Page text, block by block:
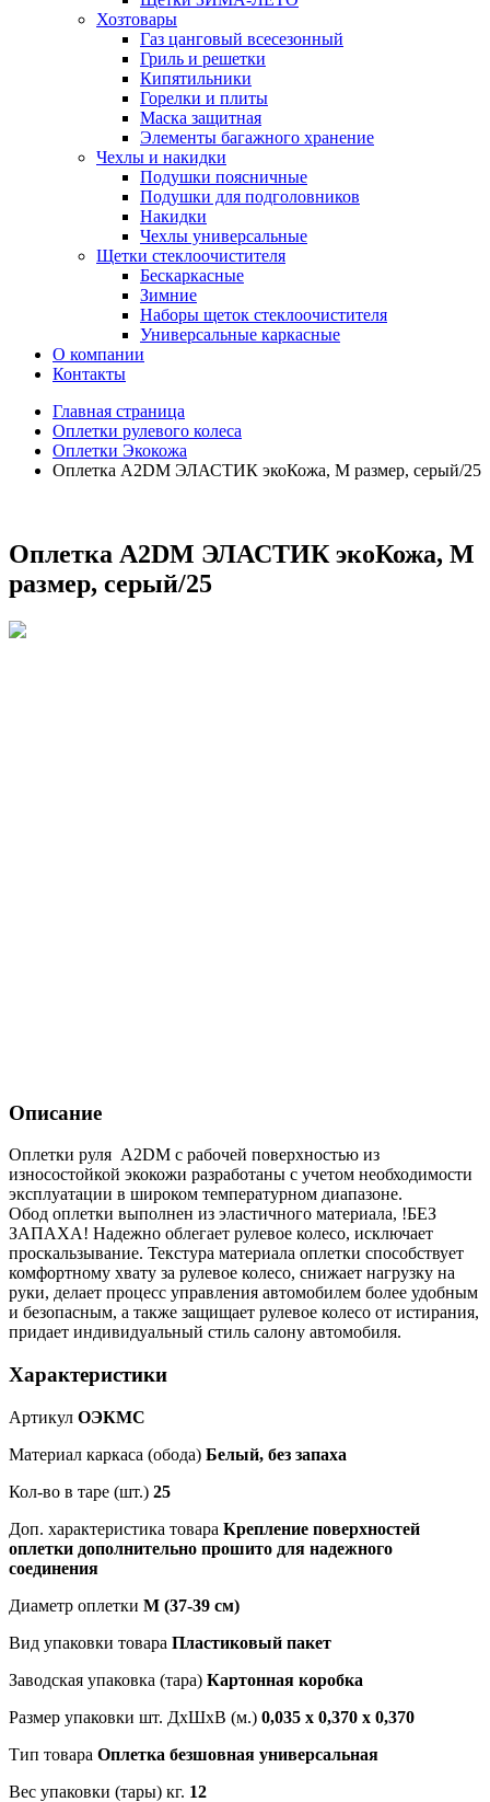
Хозтовары
Газ цанговый всесезонный
Гриль и решетки
Кипятильники
Горелки и плиты
Маска защитная
Элементы багажного хранение
Чехлы и накидки
Подушки поясничные
Подушки для подголовников
Накидки
Чехлы универсальные
Щетки стеклоочистителя
Бескаркасные
Зимние
Наборы щеток стеклоочистителя
Универсальные каркасные
О компании
Контакты
Главная страница
Оплетки рулевого колеса
Оплетки Экокожа
Оплетка A2DM ЭЛАСТИК экоКожа, М размер, серый/25
Оплетка A2DM ЭЛАСТИК экоКожа, М
размер, серый/25
Описание
Оплетки руля A2DM с рабочей поверхностью из
износостойкой экокожи разработаны с учетом необходимости
эксплуатации в широком температурном диапазоне.
Обод оплетки выполнен из эластичного материала, !БЕЗ
ЗАПАХА! Надежно облегает рулевое колесо, исключает
проскальзывание. Текстура материала оплетки способствует
комфортному хвату за рулевое колесо, снижает нагрузку на
руки, делает процесс управления автомобилем более удобным
и безопасным, а также защищает рулевое колесо от истирания,
придает индивидуальный стиль салону автомобиля.
Характеристики
Артикул ОЭКМС
Материал каркаса (обода) Белый, без запаха
Кол-во в таре (шт.) 25
Доп. характеристика товара Крепление поверхностей
оплетки дополнительно прошито для надежного
соединения
Диаметр оплетки M (37-39 см)
Вид упаковки товара Пластиковый пакет
Заводская упаковка (тара) Картонная коробка
Размер упаковки шт. ДхШхВ (м.) 0,035 х 0,370 х 0,370
Тип товара Оплетка безшовная универсальная
Вес упаковки (тары) кг. 12